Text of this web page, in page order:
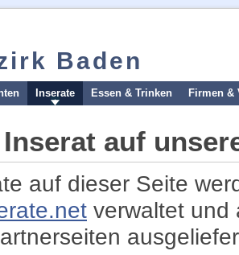
Baden
Inserate Essen & Trinken Firmen &
auf
auf dieser Seite
verwaltet und